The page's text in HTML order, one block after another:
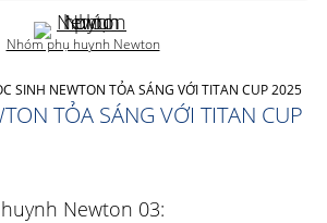
SINH NEWTON TỎA SÁNG VỚI TITAN CUP 2025
TỎA SÁNG VỚI TITAN CUP
Newton 03:
Nhóm phụ huynh Newton